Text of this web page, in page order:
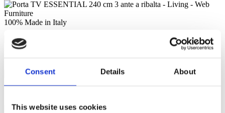
Consent Details About
This website uses cookies
100% Made in Italy